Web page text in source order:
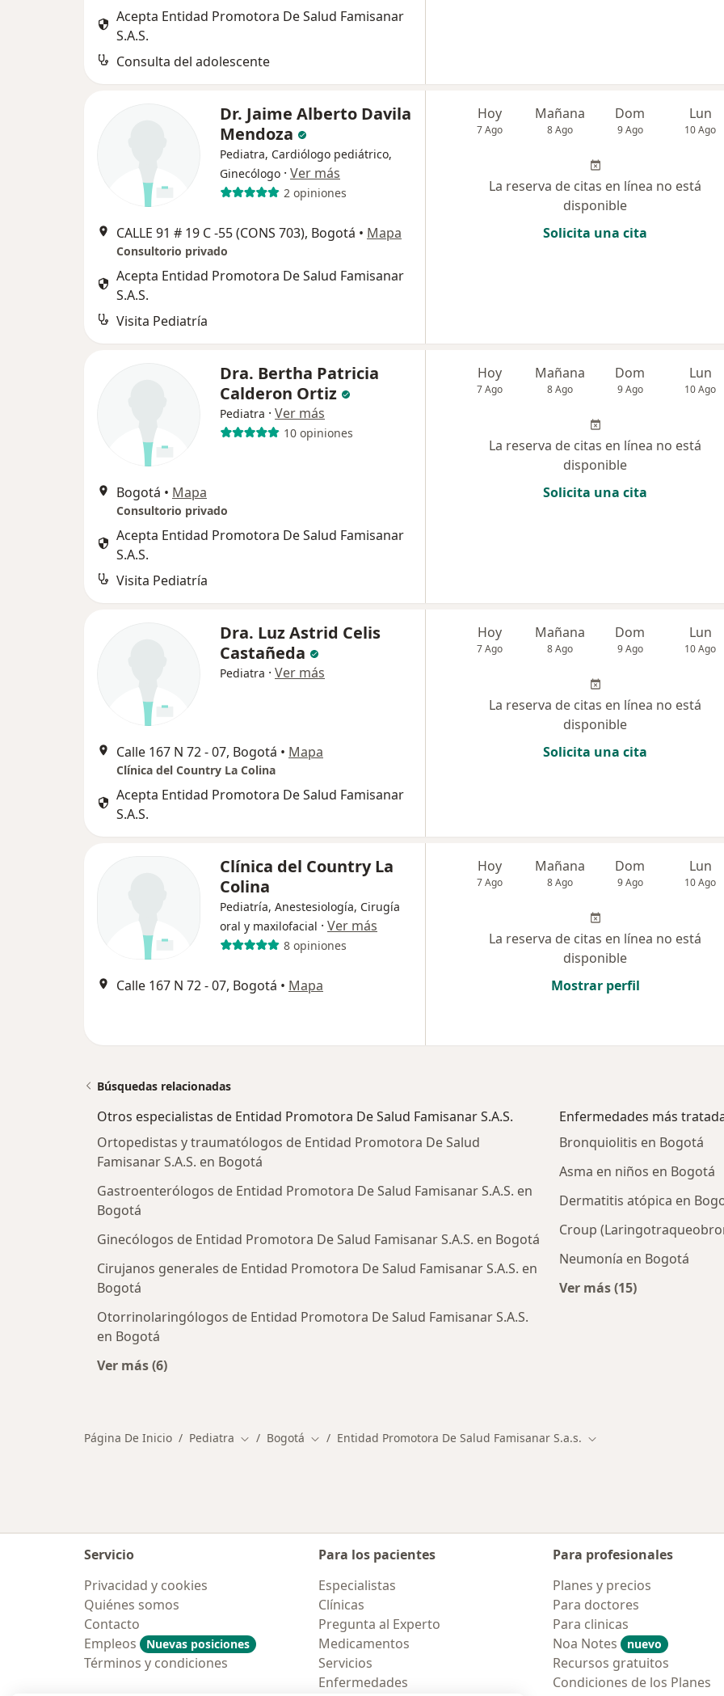
Acepta Entidad Promotora De Salud Famisanar
S.A.S.
Consulta del adolescente
Dr. Jaime Alberto Davila
Mendoza
Pediatra, Cardiólogo pediátrico,
Ginecólogo · Ver más
2 opiniones
CALLE 91 # 19 C -55 (CONS 703), Bogotá • Mapa
Consultorio privado
Acepta Entidad Promotora De Salud Famisanar
S.A.S.
Visita Pediatría
Hoy
7 Ago
Mañana
8 Ago
Dom
9 Ago
Lun
10 Ago
La reserva de citas en línea no está
disponible
Solicita una cita
Dra. Bertha Patricia
Calderon Ortiz
Pediatra · Ver más
10 opiniones
Bogotá • Mapa
Consultorio privado
Acepta Entidad Promotora De Salud Famisanar
S.A.S.
Visita Pediatría
Hoy
7 Ago
Mañana
8 Ago
Dom
9 Ago
Lun
10 Ago
La reserva de citas en línea no está
disponible
Solicita una cita
Dra. Luz Astrid Celis
Castañeda
Pediatra · Ver más
Calle 167 N 72 - 07, Bogotá • Mapa
Clínica del Country La Colina
Acepta Entidad Promotora De Salud Famisanar
S.A.S.
Hoy
7 Ago
Mañana
8 Ago
Dom
9 Ago
Lun
10 Ago
La reserva de citas en línea no está
disponible
Solicita una cita
Clínica del Country La
Colina
Pediatría, Anestesiología, Cirugía
oral y maxilofacial · Ver más
8 opiniones
Calle 167 N 72 - 07, Bogotá • Mapa
Hoy
7 Ago
Mañana
8 Ago
Dom
9 Ago
Lun
10 Ago
La reserva de citas en línea no está
disponible
Mostrar perfil
Búsquedas relacionadas
Otros especialistas de Entidad Promotora De Salud Famisanar S.A.S.
Ortopedistas y traumatólogos de Entidad Promotora De Salud
Famisanar S.A.S. en Bogotá
Gastroenterólogos de Entidad Promotora De Salud Famisanar S.A.S. en
Bogotá
Ginecólogos de Entidad Promotora De Salud Famisanar S.A.S. en Bogotá
Cirujanos generales de Entidad Promotora De Salud Famisanar S.A.S. en
Bogotá
Otorrinolaringólogos de Entidad Promotora De Salud Famisanar S.A.S.
en Bogotá
Ver más (6)
Enfermedades más
Bronquiolitis en Bogotá
Asma en niños en Bogotá
Dermatitis atópica en
Croup
Neumonía en Bogotá
Ver más (15)
Página De Inicio Pediatra Cambiar de ciudad
Bogotá Cambiar de ciudad
Entidad Promotora De Salud Famisanar S.a.s. Cambiar de ciudad
Servicio
Privacidad y cookies
Quiénes somos
Contacto
Empleos
Nuevas posiciones
Términos y condiciones
Para los pacientes
Especialistas
Clínicas
Pregunta al Experto
Medicamentos
Servicios
Enfermedades
Para profesionales
Planes y precios
Para doctores
Para clinicas
Noa Notes
nuevo
Recursos gratuitos
Condiciones de los Planes